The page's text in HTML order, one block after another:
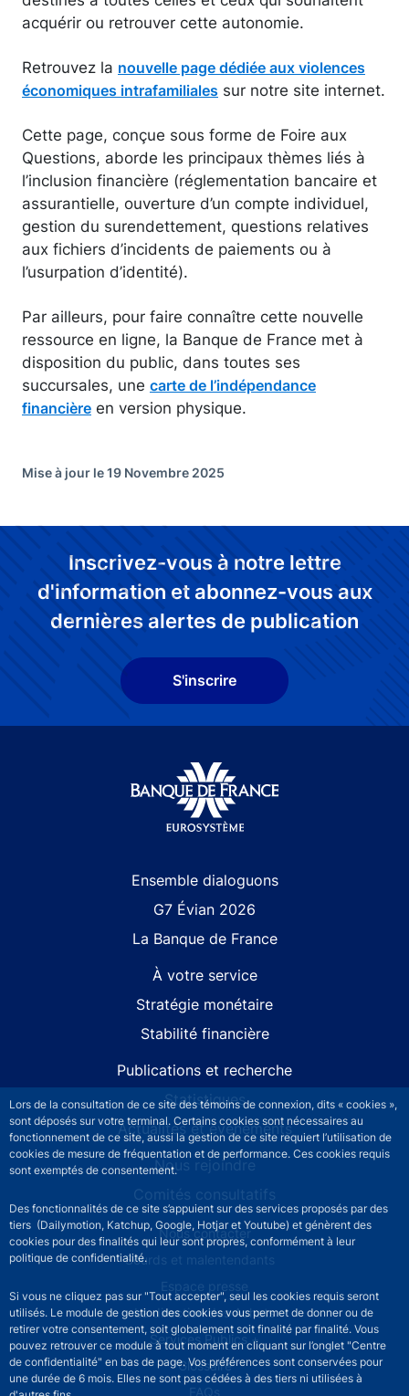
Lors de la consultation de ce site des témoins de connexion, dits « cookies »,
sont déposés sur votre terminal. Certains cookies sont nécessaires au
fonctionnement de ce site, aussi la gestion de ce site requiert l’utilisation de
cookies de mesure de fréquentation et de performance. Ces cookies requis
sont exemptés de consentement.
Des fonctionnalités de ce site s’appuient sur des services proposés par des
tiers (Dailymotion, Katchup, Google, Hotjar et Youtube) et génèrent des
cookies pour des finalités qui leur sont propres, conformément à leur
politique de confidentialité.
Si vous ne cliquez pas sur "Tout accepter", seul les cookies requis seront
utilisés. Le module de gestion des cookies vous permet de donner ou de
retirer votre consentement, soit globalement soit finalité par finalité. Vous
pouvez retrouver ce module à tout moment en cliquant sur l’onglet "Centre
de confidentialité" en bas de page. Vos préférences sont conservées pour
une durée de 6 mois. Elles ne sont pas cédées à des tiers ni utilisées à
acquérir ou retrouver cette autonomie.
Retrouvez la nouvelle page dédiée aux violences
économiques intrafamiliales sur notre site internet.
Cette page, conçue sous forme de Foire aux
Questions, aborde les principaux thèmes liés à
l’inclusion financière (réglementation bancaire et
assurantielle, ouverture d’un compte individuel,
gestion du surendettement, questions relatives
aux fichiers d’incidents de paiements ou à
l’usurpation d’identité).
Par ailleurs, pour faire connaître cette nouvelle
ressource en ligne, la Banque de France met à
disposition du public, dans toutes ses
succursales, une carte de l’indépendance
financière en version physique.
Mise à jour le 19 Novembre 2025
Inscrivez-vous à notre lettre
d'information et abonnez-vous aux
dernières alertes de publication
S'inscrire
Ensemble dialoguons
G7 Évian 2026
La Banque de France
À votre service
Stratégie monétaire
Stabilité financière
Publications et recherche
Statistiques
Actualités et événements
Nous rejoindre
Comités consultatifs
Footer secondary menuNous contacter
Sourds et malentendants
Espace presse
La direction des Achats
Services Publics +
Glossaire
FAQs